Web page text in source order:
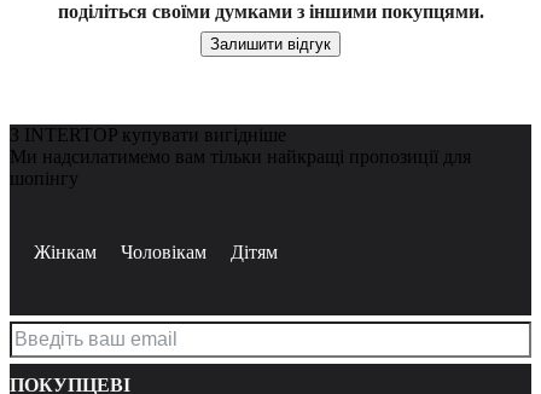
поділіться своїми думками з іншими покупцями.
Залишити відгук
З INTERTOP купувати вигідніше
Ми надсилатимемо вам тільки найкращі пропозиції для
шопінгу
Жінкам Чоловікам Дітям
ПОКУПЦЕВІ